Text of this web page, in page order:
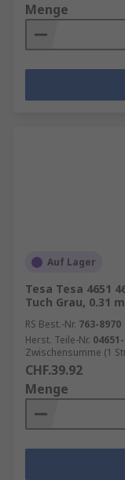
Menge
Auf Lager
Tesa Tesa 4651
Tuch Grau, 0.31
RS Best.-Nr. 763-8970
Herst. Teile-Nr.
Zwischensumme (1
CHF.39.92
Menge